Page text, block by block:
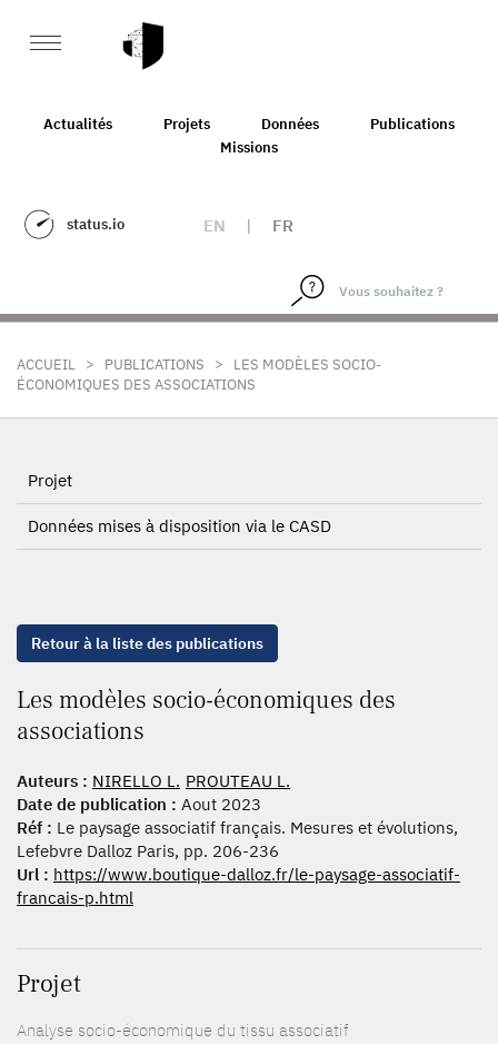
Actualités Projets Données
Publications
Missions
status.io EN | FR
ACCUEIL > PUBLICATIONS >
LES MODÈLES SOCIO-
ÉCONOMIQUES DES ASSOCIATIONS
Projet
Données mises à disposition via le CASD
Retour à la liste des publications
Les modèles socio-économiques des
associations
Auteurs : NIRELLO L. PROUTEAU L.
Date de publication : Aout 2023
Réf : Le paysage associatif français. Mesures et évolutions,
Lefebvre Dalloz Paris, pp. 206-236
Url : https://www.boutique-dalloz.fr/le-paysage-associatif-
francais-p.html
Projet
Analyse socio-économique du tissu associatif